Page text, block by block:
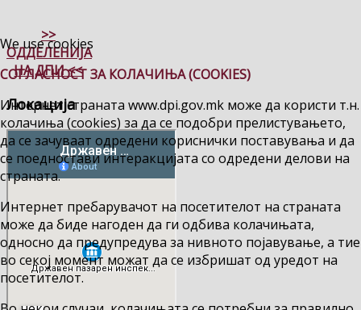
>>
ОДДЕЛЕНИЈА
НА ДПИ <<
Локација
We use cookies
СОГЛАСНОСТ ЗА КОЛАЧИЊА (COOKIES)
Интернет страната www.dpi.gov.mk може да користи т.н.
колачиња (cookies) за да се подобри прелистувањето,
да се зачуваат одредени кориснички поставувања и да
се поедностави интеракцијата со одредени делови на
страната.
Интернет пребарувачот на посетителот на страната
може да биде нагоден да ги одбива колачињата,
односно да предупредува за нивното појавување, а тие
во секој момент можат да се избришат од уредот на
посетителот.